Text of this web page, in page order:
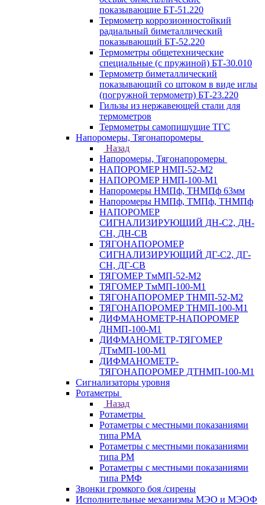
показывающие БТ-51.220
Термометр коррозионностойкий
радиальный биметаллический
показывающий БТ-52.220
Термометры общетехнические
специальные (с пружиной) БТ-30.010
Термометр биметаллический
показывающий со штоком в виде иглы
(погружной термометр) БТ-23.220
Гильзы из нержавеющей стали для
термометров
Термометры самопишущие ТГС
Напоромеры, Тягонапоромеры
Назад
Напоромеры, Тягонапоромеры
НАПОРОМЕР НМП-52-М2
НАПОРОМЕР НМП-100-М1
Напоромеры НМПф, ТНМПф 63мм
Напоромеры НМПф, ТМПф, ТНМПф
НАПОРОМЕР
СИГНАЛИЗИРУЮЩИЙ ДН-С2, ДН-
СН, ДН-СВ
ТЯГОНАПОРОМЕР
СИГНАЛИЗИРУЮЩИЙ ДГ-С2, ДГ-
СН, ДГ-СВ
ТЯГОМЕР ТмМП-52-М2
ТЯГОМЕР ТмМП-100-М1
ТЯГОНАПОРОМЕР ТНМП-52-М2
ТЯГОНАПОРОМЕР ТНМП-100-М1
ДИФМАНОМЕТР-НАПОРОМЕР
ДНМП-100-М1
ДИФМАНОМЕТР-ТЯГОМЕР
ДТмМП-100-М1
ДИФМАНОМЕТР-
ТЯГОНАПОРОМЕР ДТНМП-100-М1
Сигнализаторы уровня
Ротаметры
Назад
Ротаметры
Ротаметры с местными показаниями
типа РМА
Ротаметры с местными показаниями
типа РМ
Ротаметры с местными показаниями
типа РМФ
Звонки громкого боя /сирены
Исполнительные механизмы МЭО и МЭОФ